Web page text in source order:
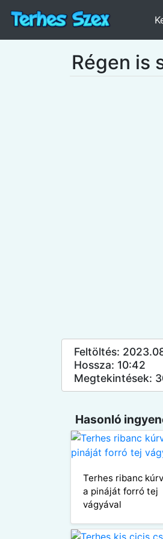
Régen is
Feltöltés:
Hossza: 10:42
Megtekintések:
Hasonló
Terhes ribanc
a pináját forró tej
vágyával